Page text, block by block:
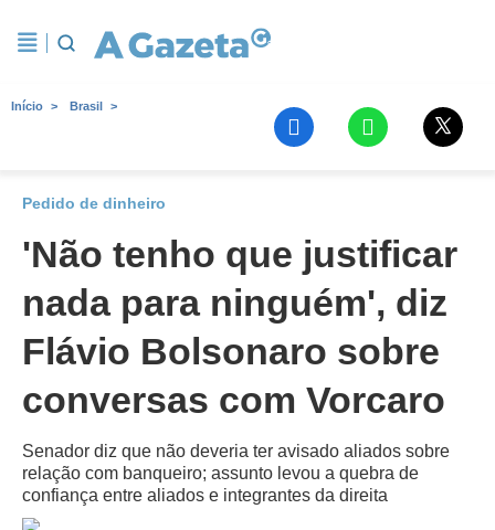
Início Brasil
Pedido de dinheiro
'Não tenho que justificar
nada para ninguém', diz
Flávio Bolsonaro sobre
conversas com Vorcaro
Senador diz que não deveria ter avisado aliados sobre
relação com banqueiro; assunto levou a quebra de
confiança entre aliados e integrantes da direita